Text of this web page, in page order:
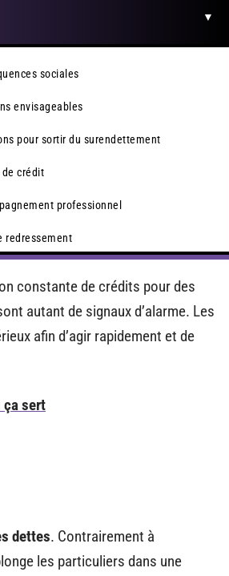
sociales
envisageables
pour sortir du surendettement
de crédit
professionnel
redressement
constante de crédits pour des
autant de signaux d’alarme. Les
afin d’agir rapidement et de
ça sert
dettes. Contrairement à
les particuliers dans une